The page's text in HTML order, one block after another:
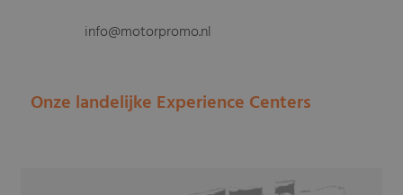
info@motorpromo.nl
Onze landelijke Experience Centers